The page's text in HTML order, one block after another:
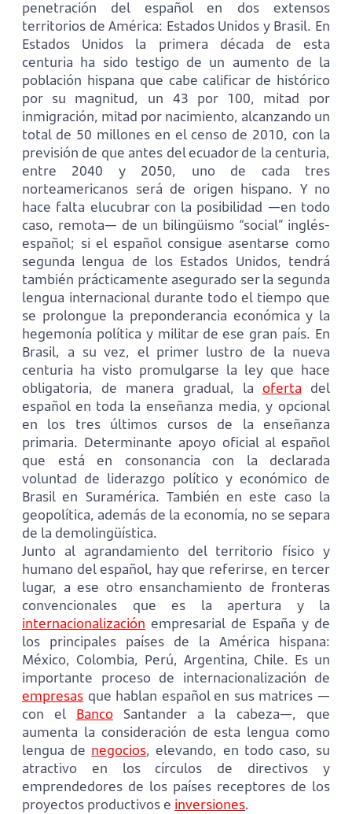
penetración del español en dos extensos
territorios de América: Estados Unidos y Brasil. En
Estados Unidos la primera década de esta
centuria ha sido testigo de un aumento de la
población hispana que cabe calificar de histórico
por su magnitud, un 43 por 100, mitad por
inmigración, mitad por nacimiento, alcanzando un
total de 50 millones en el censo de 2010, con la
previsión de que antes del ecuador de la centuria,
entre 2040 y 2050, uno de cada tres
norteamericanos será de origen hispano. Y no
hace falta elucubrar con la posibilidad —en todo
caso, remota— de un bilingüismo “social” inglés-
español; si el español consigue asentarse como
segunda lengua de los Estados Unidos, tendrá
también prácticamente asegurado ser la segunda
lengua internacional durante todo el tiempo que
se prolongue la preponderancia económica y la
hegemonía política y militar de ese gran país. En
Brasil, a su vez, el primer lustro de la nueva
centuria ha visto promulgarse la ley que hace
obligatoria, de manera gradual, la oferta del
español en toda la enseñanza media, y opcional
en los tres últimos cursos de la enseñanza
primaria. Determinante apoyo oficial al español
que está en consonancia con la declarada
voluntad de liderazgo político y económico de
Brasil en Suramérica. También en este caso la
geopolítica, además de la economía, no se separa
de la demolingüística.
Junto al agrandamiento del territorio físico y
humano del español, hay que referirse, en tercer
lugar, a ese otro ensanchamiento de fronteras
convencionales que es la apertura y la
internacionalización empresarial de España y de
los principales países de la América hispana:
México, Colombia, Perú, Argentina, Chile. Es un
importante proceso de internacionalización de
empresas que hablan español en sus matrices —
con el BancoSantander a la cabeza—, que
aumenta la consideración de esta lengua como
lengua de negocios, elevando, en todo caso, su
atractivo en los círculos de directivos y
emprendedores de los países receptores de los
proyectos productivos e inversiones.